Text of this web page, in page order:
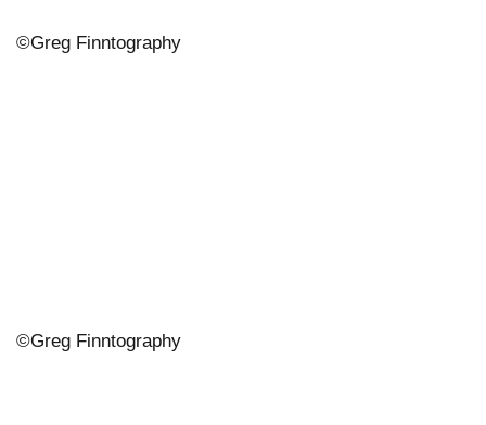
©Greg Finntography
©Greg Finntography